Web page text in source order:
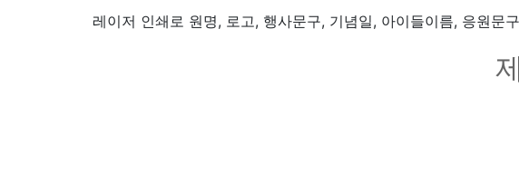
레이저 인쇄로 원명, 로고, 행사문구, 기념일, 아이들이름, 응원